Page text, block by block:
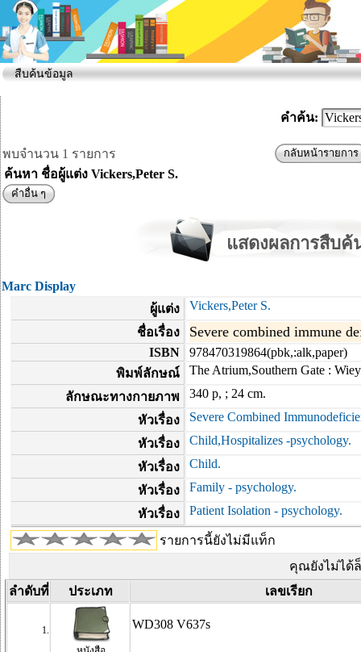
สืบค้นข้อมูล
คำค้น:
พบจำนวน 1 รายการ
ค้นหา ชื่อผู้แต่ง Vickers,Peter S.
กลับหน้ารายการ
คำอื่น ๆ
แสดงผลการสืบค้
Marc Display
ผู้แต่ง
Vickers,Peter S.
ชื่อเรื่อง
Severe combined immune
ISBN
978470319864(pbk,:alk,paper)
พิมพ์ลักษณ์
The Atrium,Southern Gate :
ลักษณะทางกายภาพ
340 p, ; 24 cm.
หัวเรื่อง
Severe Combined
หัวเรื่อง
Child,Hospitalizes -psychology.
หัวเรื่อง
Child.
หัวเรื่อง
Family - psychology.
หัวเรื่อง
Patient Isolation - psychology.
รายการนี้ยังไม่มีแท็ก
คุณยังไม่ได้
ลำดับที่
ประเภท เลขเรียก
1.
WD308 V637s